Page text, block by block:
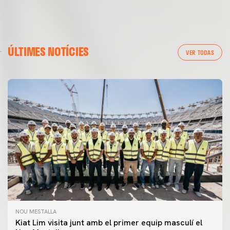
ÚLTIMES NOTÍCIES VER TODAS
NOU MESTALLA
Kiat Lim visita junt amb el primer equip masculí el